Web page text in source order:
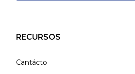
RECURSOS
Cantácto